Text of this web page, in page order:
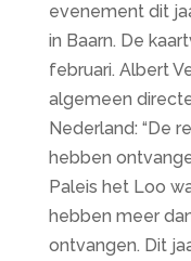
evenement dit
in Baarn. De
februari. Albert
algemeen
Nederland: “De
hebben
Paleis het Loo
hebben meer
ontvangen. Dit